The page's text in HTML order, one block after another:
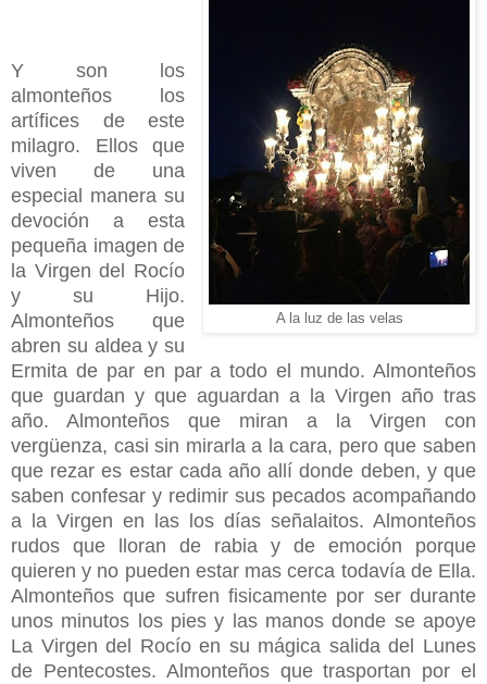
A la luz de las velas
Y son los
almonteños los
artífices de este
milagro. Ellos que
viven de una
especial manera su
devoción a esta
pequeña imagen de
la Virgen del Rocío
y su Hijo.
Almonteños que
abren su aldea y su
Ermita de par en par a todo el mundo. Almonteños
que guardan y que aguardan a la Virgen año tras
año. Almonteños que miran a la Virgen con
vergüenza, casi sin mirarla a la cara, pero que saben
que rezar es estar cada año allí donde deben, y que
saben confesar y redimir sus pecados acompañando
a la Virgen en las los días señalaitos. Almonteños
rudos que lloran de rabia y de emoción porque
quieren y no pueden estar mas cerca todavía de Ella.
Almonteños que sufren fisicamente por ser durante
unos minutos los pies y las manos donde se apoye
La Virgen del Rocío en su mágica salida del Lunes
de Pentecostes. Almonteños que trasportan por el